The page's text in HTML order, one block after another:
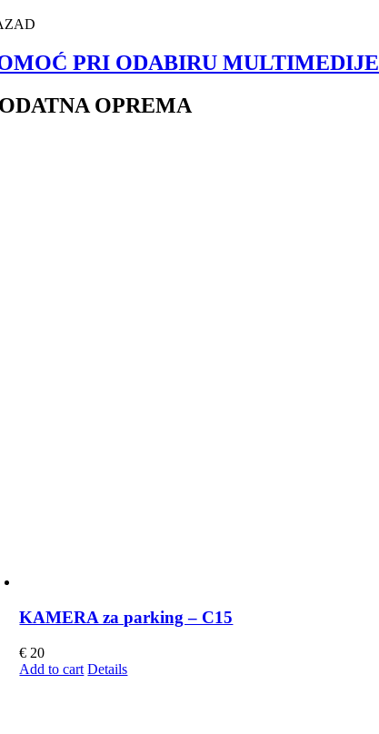
PRI ODABIRU MULTIMEDIJE
OPREMA
KAMERA za parking – C15
€ 20
Add to cart Details